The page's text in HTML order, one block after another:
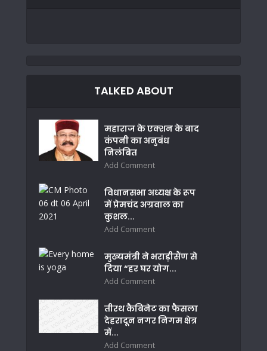
TALKED ABOUT
महाराज के एक्शन के बाद
कंपनी का अनुबंध
निलंबित
Add Comment
विधानसभा अध्यक्ष के रूप
में प्रेमचंद अग्रवाल का
कुशल...
Add Comment
मुख्यमंत्री ने भराड़ीसैंण से
दिया “हर घर योग...
Add Comment
तीरथ कैबिनेट का फैसला
देहरादून नगर निगम क्षेत्र
में...
Add Comment